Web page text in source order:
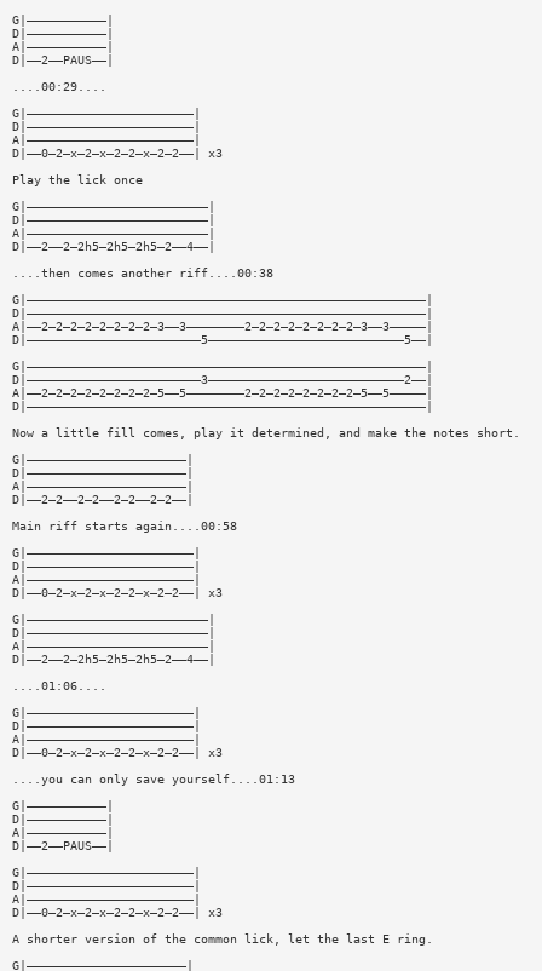
G|———————————|
D|———————————|
A|———————————|
D|——2——PAUS——|
....00:29....
G|———————————————————————|
D|———————————————————————|
A|———————————————————————|
D|——0—2—x—2—x—2—2—x—2—2——| x3
Play the lick once
G|—————————————————————————|
D|—————————————————————————|
A|—————————————————————————|
D|——2——2—2h5—2h5—2h5—2——4——|
....then comes another riff....00:38
G|———————————————————————————————————————————————————————|
D|———————————————————————————————————————————————————————|
A|——2—2—2—2—2—2—2—2—3——3————————2—2—2—2—2—2—2—2—3——3—————|
D|————————————————————————5———————————————————————————5——|
G|———————————————————————————————————————————————————————|
D|————————————————————————3———————————————————————————2——|
A|——2—2—2—2—2—2—2—2—5——5————————2—2—2—2—2—2—2—2—5——5—————|
D|———————————————————————————————————————————————————————|
Now a little fill comes, play it determined, and make the notes short.
G|——————————————————————|
D|——————————————————————|
A|——————————————————————|
D|——2—2——2—2——2—2——2—2——|
Main riff starts again....00:58
G|———————————————————————|
D|———————————————————————|
A|———————————————————————|
D|——0—2—x—2—x—2—2—x—2—2——| x3
G|—————————————————————————|
D|—————————————————————————|
A|—————————————————————————|
D|——2——2—2h5—2h5—2h5—2——4——|
....01:06....
G|———————————————————————|
D|———————————————————————|
A|———————————————————————|
D|——0—2—x—2—x—2—2—x—2—2——| x3
....you can only save yourself....01:13
G|———————————|
D|———————————|
A|———————————|
D|——2——PAUS——|
G|———————————————————————|
D|———————————————————————|
A|———————————————————————|
D|——0—2—x—2—x—2—2—x—2—2——| x3
A shorter version of the common lick, let the last E ring.
G|——————————————————————|